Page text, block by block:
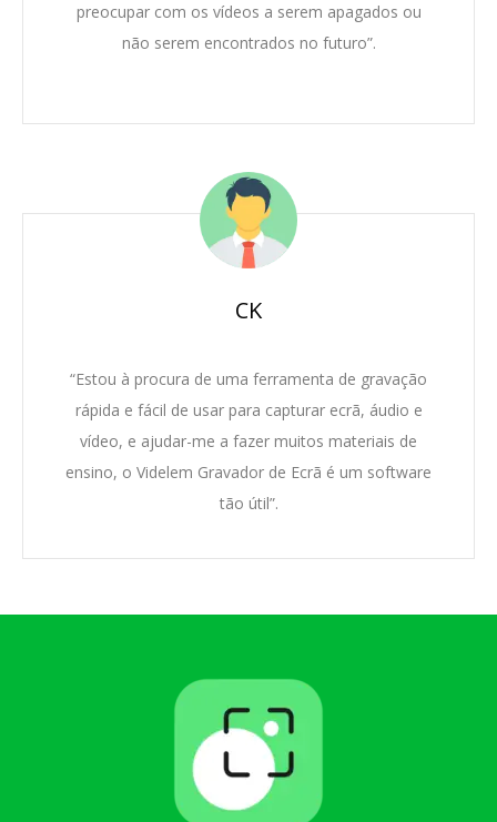
preocupar com os vídeos a serem apagados ou
não serem encontrados no futuro”.
CK
“Estou à procura de uma ferramenta de gravação
rápida e fácil de usar para capturar ecrã, áudio e
vídeo, e ajudar-me a fazer muitos materiais de
ensino, o Videlem Gravador de Ecrã é um software
tão útil”.